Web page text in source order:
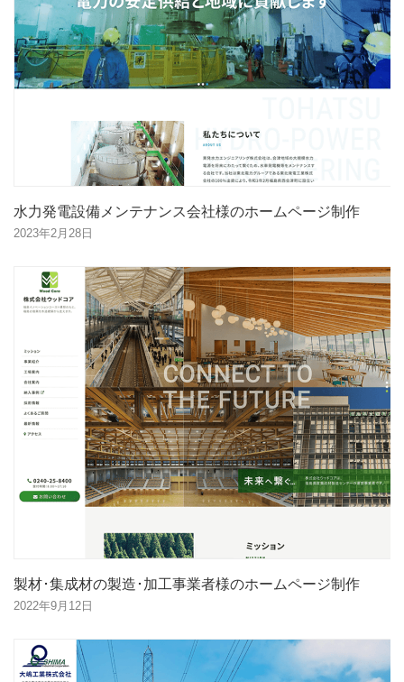
水力発電設備メンテナンス会社様のホームページ制作
2023年2月28日
製材･集成材の製造･加工事業者様のホームページ制作
2022年9月12日